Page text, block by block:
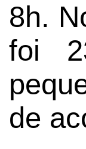
8h.
foi
de